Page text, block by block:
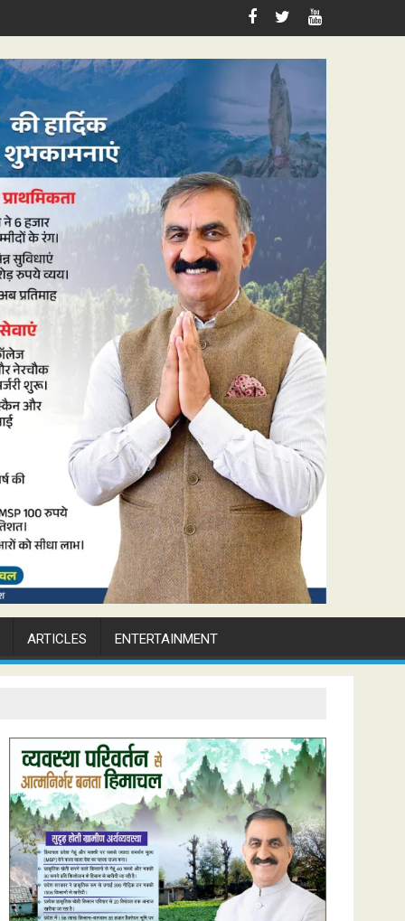
ARTICLES ENTERTAINMENT